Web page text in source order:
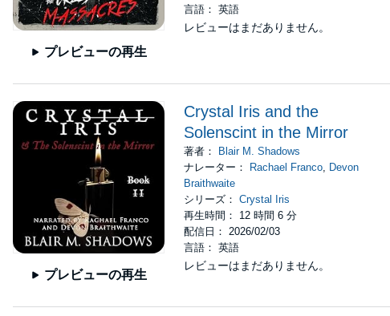
プレビューの再生
言語： 英語
レビューはまだありません。
プレビューの再生
Crystal Iris and the
Solenscint in the Mirror
著者：
Blair M. Shadows
ナレーター：
Rachael Franco, Devon
Braithwaite
シリーズ：Crystal Iris
再生時間： 12 時間 6 分
配信日： 2026/02/03
言語： 英語
レビューはまだありません。